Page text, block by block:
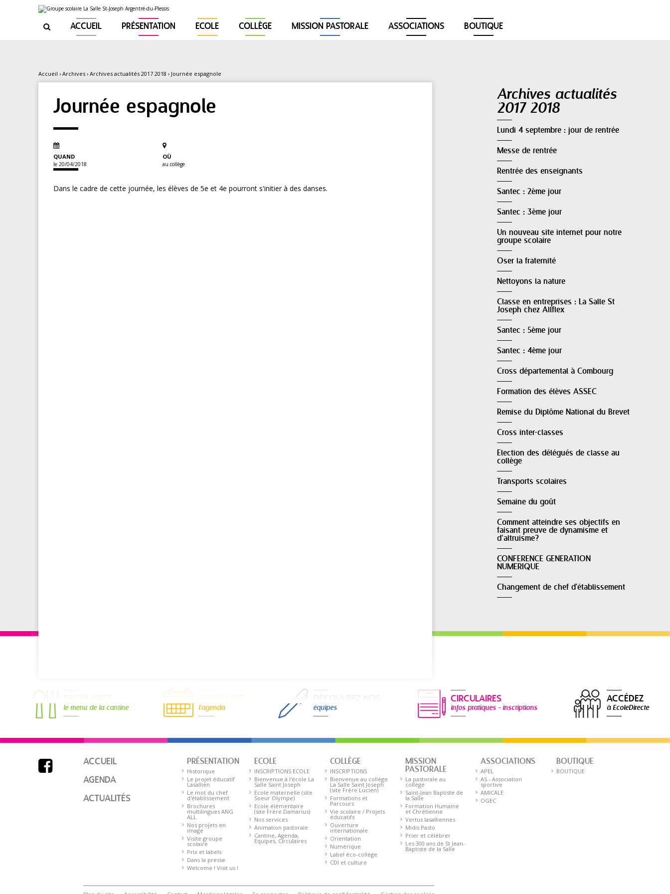
 ACCUEIL PRÉSENTATION ECOLE COLLÈGE MISSION PASTORALE ASSOCIATIONS BOUTIQUE
Accueil › Archives › Archives actualités 2017 2018 › Journée espagnole
Journée espagnole
QUAND
le 20/04/2018
OÙ
au collège
Dans le cadre de cette journée, les élèves de 5e et 4e pourront s'initier à des danses.
Archives actualités
2017 2018
Lundi 4 septembre : jour de rentrée
Messe de rentrée
Rentrée des enseignants
Santec : 2ème jour
Santec : 3ème jour
Un nouveau site internet pour notre
groupe scolaire
Oser la fraternité
Nettoyons la nature
Classe en entreprises : La Salle St
Joseph chez Allflex
Santec : 5ème jour
Santec : 4ème jour
Cross départemental à Combourg
Formation des élèves ASSEC
Remise du Diplôme National du Brevet
Cross inter-classes
Election des délégués de classe au
collège
Transports scolaires
Semaine du goût
Comment atteindre ses objectifs en
faisant preuve de dynamisme et
d’altruisme?
CONFERENCE GENERATION
NUMERIQUE
Changement de chef d'établissement
le menu de la cantine
CONSULTEZ
l'agenda équipes
CIRCULAIRES
infos pratiques - inscriptions
ACCÉDEZ
à EcoleDirecte

ACCUEIL
AGENDA
ACTUALITÉS
PRÉSENTATION
Historique
Le projet éducatif
Lasallien
Le mot du chef
d'établissement
Brochures
multilingues ANG
ALL
Nos projets en
image
Visite groupe
scolaire
Prix et labels
Dans la presse
Welcome ! Visit us !
ECOLE
INSCRIPTIONS ECOLE
Bienvenue à l'école La
Salle Saint Joseph
Ecole maternelle (site
Soeur Olympe)
Ecole élémentaire
(site Frère Damarius)
Nos services
Animation pastorale
Cantine, Agenda,
Equipes, Circulaires
COLLÈGE
INSCRIPTIONS
Bienvenue au collège
La Salle Saint Joseph
(site Frère Lucien)
Formations et
Parcours
Vie scolaire / Projets
éducatifs
Ouverture
internationale
Orientation
Numérique
Label éco-collège
CDI et culture
MISSION
PASTORALE
La pastorale au
collège
Saint-Jean Baptiste de
la Salle
Formation Humaine
et Chrétienne
Vertus lasalliennes
Midis Pasto
Prier et célébrer
Les 300 ans de St Jean-
Baptiste de la Salle
ASSOCIATIONS
APEL
AS - Association
sportive
AMICALE
OGEC
BOUTIQUE
BOUTIQUE